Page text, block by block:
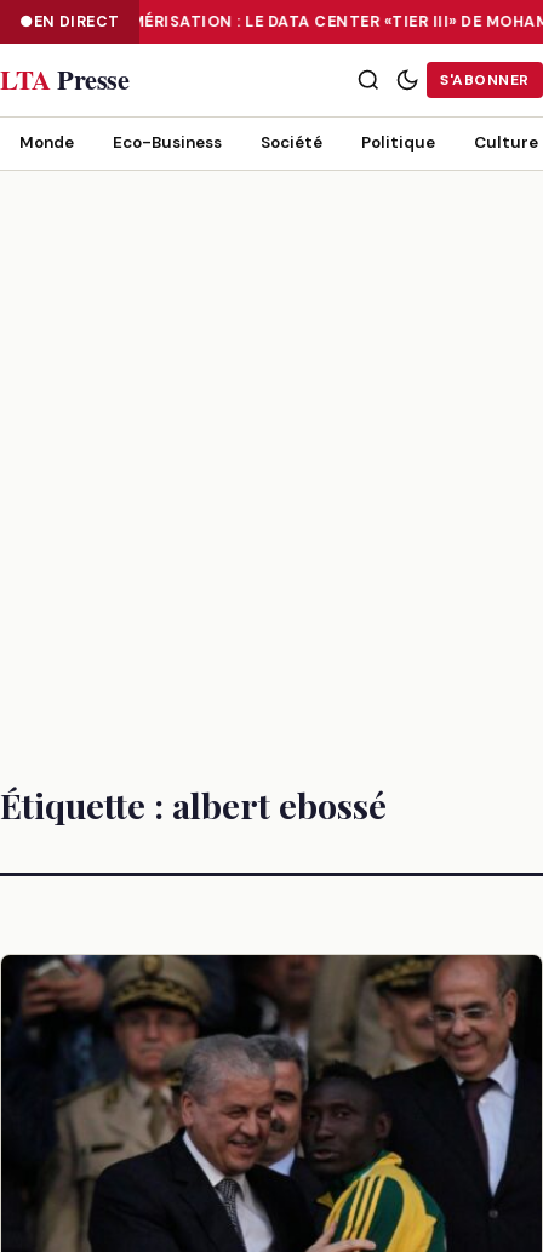
EN DIRECTNUMÉRISATION : LE DATA CENTER «TIER III» DE
NUMÉRISATION : LE DATA CENTER «TIER III» DE MOHAMMADIA, UN
LTAPresse S'ABONNER
Monde Eco-Business Société Politique Culture
Étiquette : albert ebossé